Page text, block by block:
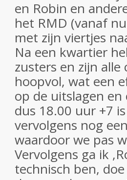
en Robin en
het RMD (vanaf
met zijn viertjes
Na een kwartier
zusters en zijn
hoopvol, wat een
op de uitslagen
dus 18.00 uur +7
vervolgens nog
waardoor we pas
Vervolgens ga ik
technisch ben,